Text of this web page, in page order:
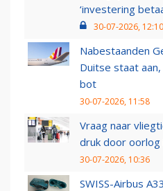
‘investering
30-07-2026, 12:10
Nabestaanden
Duitse staat
bot
30-07-2026, 11:58
Vraag naar
druk door
30-07-2026, 10:36
SWISS-Airbus